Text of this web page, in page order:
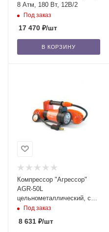
8 Атм, 180 Вт, 12В/2
Под заказ
17 470 ₽/шт
В КОРЗИНУ
Компрессор "Агрессор"
AGR-50L
цельнометаллический, со
встроенным фонарём, 10
Под заказ
8 631 ₽/шт